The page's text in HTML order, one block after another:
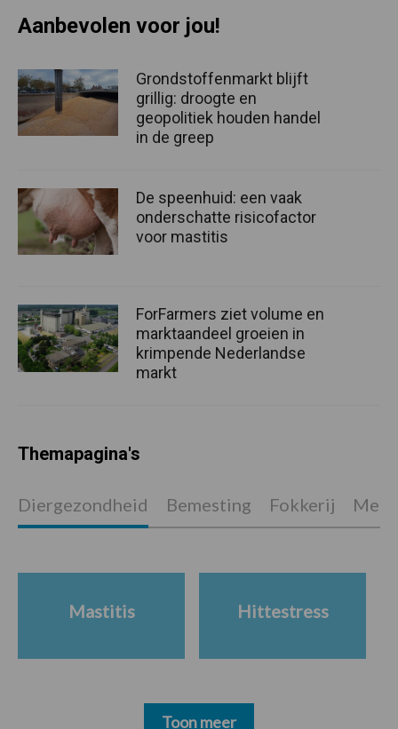
Aanbevolen voor jou!
Grondstoffenmarkt blijft
grillig: droogte en
geopolitiek houden handel
in de greep
De speenhuid: een vaak
onderschatte risicofactor
voor mastitis
ForFarmers ziet volume en
marktaandeel groeien in
krimpende Nederlandse
markt
Themapagina's
Diergezondheid Bemesting Fokkerij
Mastitis Hittestress
Toon meer